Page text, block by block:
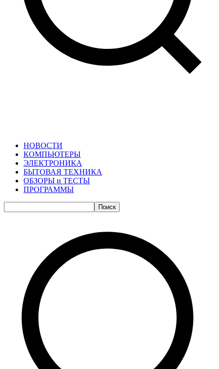
НОВОСТИ
КОМПЬЮТЕРЫ
ЭЛЕКТРОНИКА
БЫТОВАЯ ТЕХНИКА
ОБЗОРЫ и ТЕСТЫ
ПРОГРАММЫ
Поиск